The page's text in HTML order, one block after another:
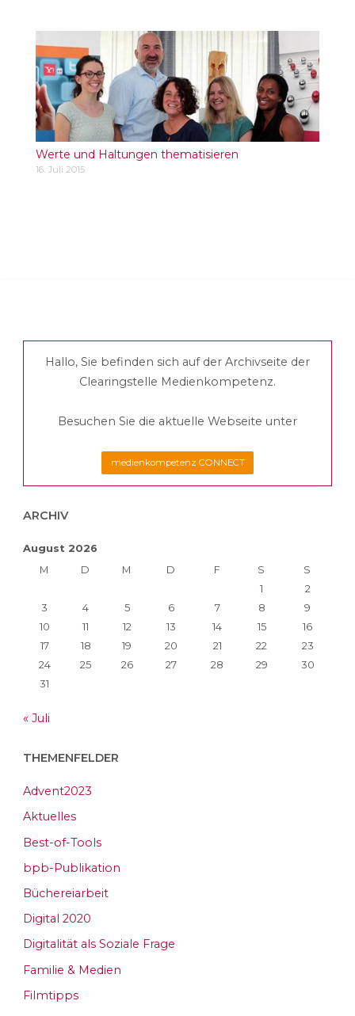
Werte und Haltungen thematisieren
16. Juli 2015
Hallo, Sie befinden sich auf der Archivseite der
Clearingstelle Medienkompetenz.
Besuchen Sie die aktuelle Webseite unter
medienkompetenz CONNECT
ARCHIV
August 2026
M
D M D F S
S
1
2
3
4 5 6 7 8
9
10
11 12 13 14 15
16
17
18 19 20 21 22
23
24
25 26 27 28 29
30
31
« Juli
THEMENFELDER
Advent2023
Aktuelles
Best-of-Tools
bpb-Publikation
Büchereiarbeit
Digital 2020
Digitalität als Soziale Frage
Familie & Medien
Filmtipps